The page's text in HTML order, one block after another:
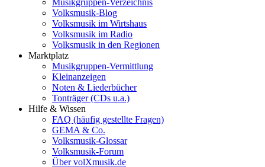
Musikgruppen-Verzeichnis
Volksmusik-Blog
Volksmusik im Wirtshaus
Volksmusik im Radio
Volksmusik in den Regionen
Marktplatz
Musikgruppen-Vermittlung
Kleinanzeigen
Noten & Liederbücher
Tonträger (CDs u.a.)
Hilfe & Wissen
FAQ (häufig gestellte Fragen)
GEMA & Co.
Volksmusik-Glossar
Volksmusik-Forum
Über volXmusik.de